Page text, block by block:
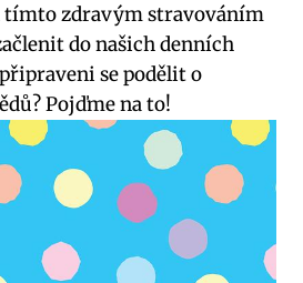
tímto zdravým stravováním
do našich denních
se podělit o​
Pojďme na to!